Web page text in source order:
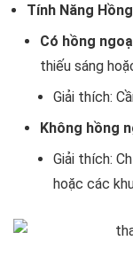
Tính Năng
Có hồng
thiếu sáng
Giải thích:
Không hồng
Giải thích:
hoặc các